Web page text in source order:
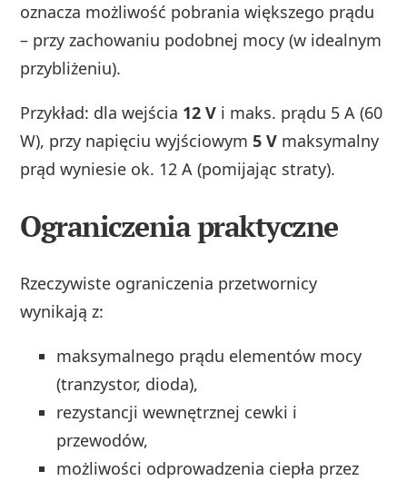
oznacza możliwość pobrania większego prądu
– przy zachowaniu podobnej mocy (w idealnym
przybliżeniu).
Przykład: dla wejścia 12 V i maks. prądu 5 A (60
W), przy napięciu wyjściowym5 V maksymalny
prąd wyniesie ok. 12 A (pomijając straty).
Ograniczenia praktyczne
Rzeczywiste ograniczenia przetwornicy
wynikają z:
maksymalnego prądu elementów mocy
(tranzystor, dioda),
rezystancji wewnętrznej cewki i
przewodów,
możliwości odprowadzenia ciepła przez